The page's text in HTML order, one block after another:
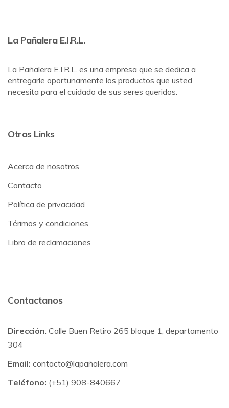
La Pañalera E.I.R.L.
La Pañalera E.I.R.L. es una empresa que se dedica a
entregarle oportunamente los productos que usted
necesita para el cuidado de sus seres queridos.
Otros Links
Acerca de nosotros
Contacto
Política de privacidad
Térimos y condiciones
Libro de reclamaciones
Contactanos
Dirección: Calle Buen Retiro 265 bloque 1, departamento
304
Email: contacto@lapañalera.com
Teléfono: (+51) 908-840667